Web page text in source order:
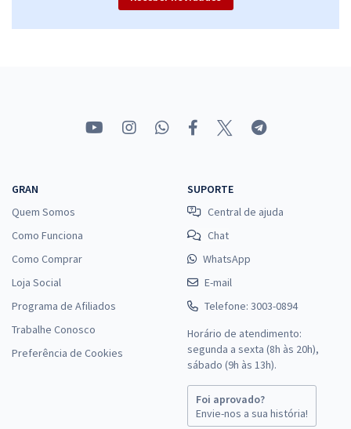
GRAN
Quem Somos
Como Funciona
Como Comprar
Loja Social
Programa de Afiliados
Trabalhe Conosco
Preferência de Cookies
SUPORTE
Central de ajuda
Chat
WhatsApp
E-mail
Telefone: 3003-0894
Horário de atendimento:
segunda a sexta (8h às 20h),
sábado (9h às 13h).
Foi aprovado?
Envie-nos a sua história!